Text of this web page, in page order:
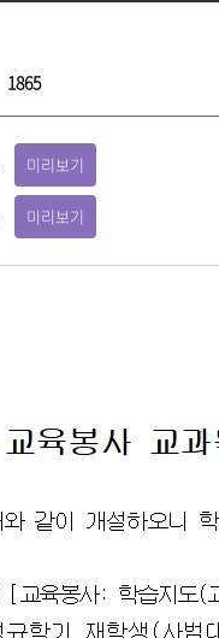
1865
미리보기
미리보기